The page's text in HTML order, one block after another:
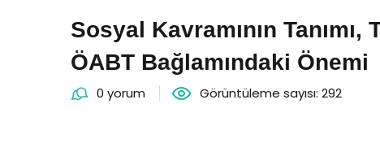
Sosyal Kavramının
ÖABT Bağlamındaki Önemi
0 yorum Görüntüleme sayısı: 292